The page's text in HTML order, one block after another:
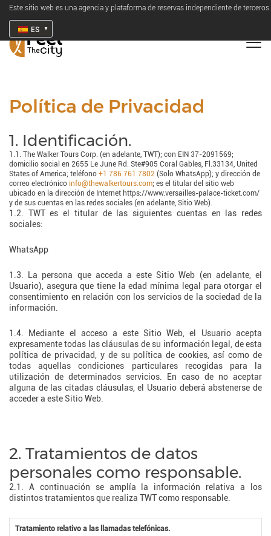
Este sitio web es una agencia y plataforma de reservas independiente de terceros.
ES
Política de Privacidad
1. Identificación.
1.1. The Walker Tours Corp. (en adelante, TWT); con EIN 37-2091569;
domicilio social en 2655 Le June Rd. Ste#905 Coral Gables, Fl.33134, United
States of America; teléfono +1 786 761 7802 (Solo WhatsApp); y dirección de
correo electrónico info@thewalkertours.com; es el titular del sitio web
ubicado en la dirección de Internet https://www.versailles-palace-ticket.com/
y de sus cuentas en las redes sociales (en adelante, Sitio Web).
1.2. TWT es el titular de las siguientes cuentas en las redes
sociales:
WhatsApp
1.3. La persona que acceda a este Sitio Web (en adelante, el
Usuario), asegura que tiene la edad mínima legal para otorgar el
consentimiento en relación con los servicios de la sociedad de la
información.
1.4. Mediante el acceso a este Sitio Web, el Usuario acepta
expresamente todas las cláusulas de su información legal, de esta
política de privacidad, y de su política de cookies, así como de
todas aquellas condiciones particulares recogidas para la
utilización de determinados servicios. En caso de no aceptar
alguna de las citadas cláusulas, el Usuario deberá abstenerse de
acceder a este Sitio Web.
2. Tratamientos de datos
personales como responsable.
2.1. A continuación se amplía la información relativa a los
distintos tratamientos que realiza TWT como responsable.
Tratamiento relativo a las llamadas telefónicas.